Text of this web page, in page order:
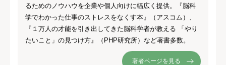
るためのノウハウを企業や個人向けに幅広く提供。『脳科
学でわかった仕事のストレスをなくす本』（アスコム）、
『１万人の才能を引き出してきた脳科学者が教える 「やり
たいこと」の見つけ方』（PHP研究所）など著書多数。
著者ページを見る